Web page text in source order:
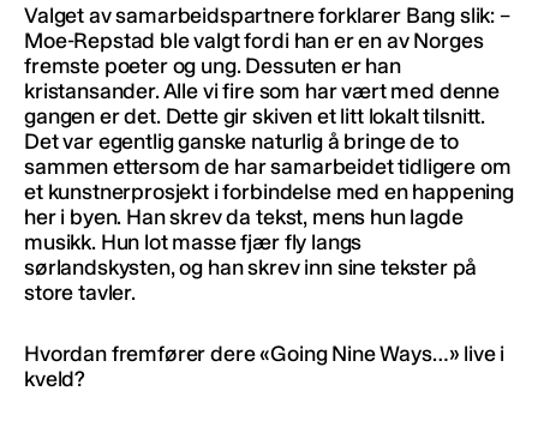
Valget av samarbeidspartnere forklarer Bang slik: –
Moe-Repstad ble valgt fordi han er en av Norges
fremste poeter og ung. Dessuten er han
kristansander. Alle vi fire som har vært med denne
gangen er det. Dette gir skiven et litt lokalt tilsnitt.
Det var egentlig ganske naturlig å bringe de to
sammen ettersom de har samarbeidet tidligere om
et kunstnerprosjekt i forbindelse med en happening
her i byen. Han skrev da tekst, mens hun lagde
musikk. Hun lot masse fjær fly langs
sørlandskysten, og han skrev inn sine tekster på
store tavler.
Hvordan fremfører dere «Going Nine Ways…» live i
kveld?